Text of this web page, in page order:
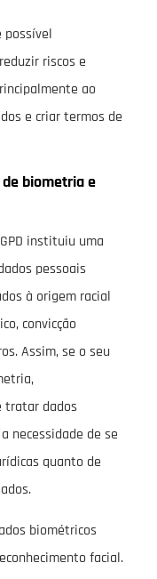
possível
riscos e
ao
e criar termos de
biometria e
instituiu uma
pessoais
à origem racial
convicção
Assim, se o seu
tratar dados
necessidade de se
quanto de
biométricos
facial.